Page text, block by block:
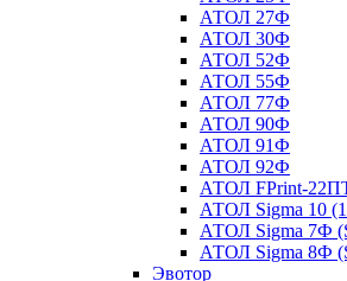
АТОЛ 27Ф
АТОЛ 30Ф
АТОЛ 52Ф
АТОЛ 55Ф
АТОЛ 77Ф
АТОЛ 90Ф
АТОЛ 91Ф
АТОЛ 92Ф
АТОЛ FPrint-
АТОЛ Sigma 10
АТОЛ Sigma 7Ф
АТОЛ Sigma 8Ф
Эвотор